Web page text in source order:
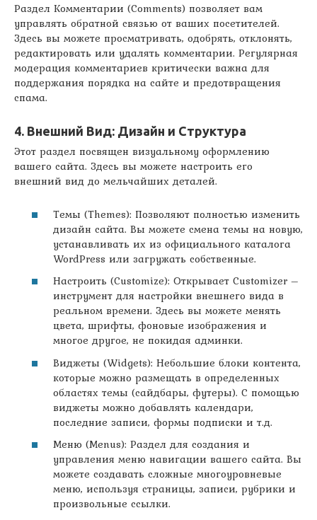
Раздел Комментарии (Comments) позволяет вам
управлять обратной связью от ваших посетителей.
Здесь вы можете просматривать, одобрять, отклонять,
редактировать или удалять комментарии. Регулярная
модерация комментариев критически важна для
поддержания порядка на сайте и предотвращения
спама.
4. Внешний Вид: Дизайн и Структура
Этот раздел посвящен визуальному оформлению
вашего сайта. Здесь вы можете настроить его
внешний вид до мельчайших деталей.
Темы (Themes): Позволяют полностью изменить
дизайн сайта. Вы можете смена темы на новую,
устанавливать их из официального каталога
WordPress или загружать собственные.
Настроить (Customize): Открывает Customizer –
инструмент для настройки внешнего вида в
реальном времени. Здесь вы можете менять
цвета, шрифты, фоновые изображения и
многое другое, не покидая админки.
Виджеты (Widgets): Небольшие блоки контента,
которые можно размещать в определенных
областях темы (сайдбары, футеры). С помощью
виджеты можно добавлять календари,
последние записи, формы подписки и т.д.
Меню (Menus): Раздел для создания и
управления меню навигации вашего сайта. Вы
можете создавать сложные многоуровневые
меню, используя страницы, записи, рубрики и
произвольные ссылки.